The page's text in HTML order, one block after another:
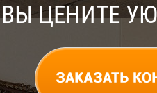
ВЫ ЦЕНИТЕ